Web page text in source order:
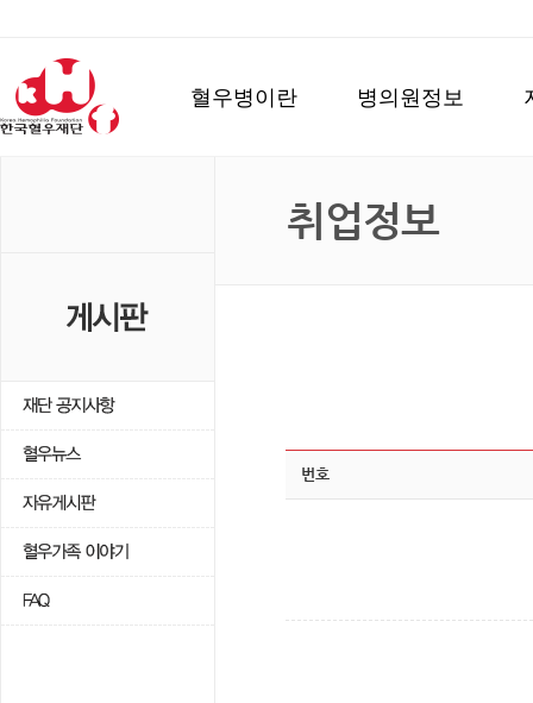
혈우병이란 병의원정보
취업정보
번호